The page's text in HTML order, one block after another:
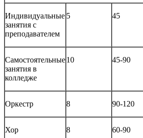
Индивидуальные
занятия с
преподавателем
5 45
Самостоятельные
занятия в
колледже
10 45-90
Оркестр 8 90-120
Хор 8 60-90